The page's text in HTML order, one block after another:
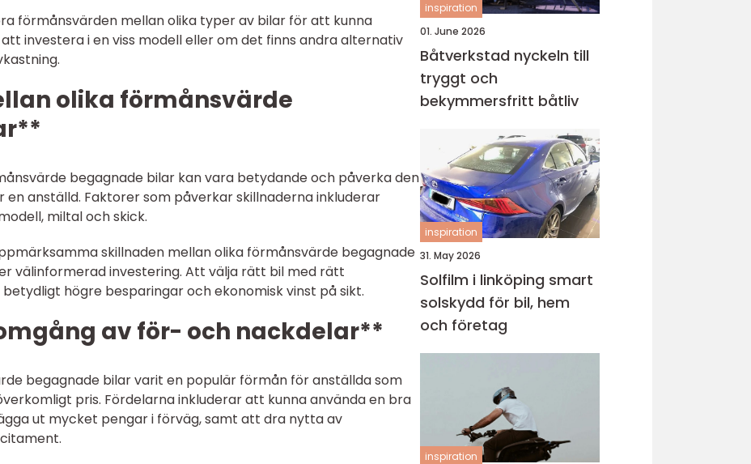
förmånsvärden mellan olika typer av bilar för att kunna
investera i en viss modell eller om det finns andra alternativ
olika förmånsvärde
begagnade bilar kan vara betydande och påverka den
anställd. Faktorer som påverkar skillnaderna inkluderar
miltal och skick.
skillnaden mellan olika förmånsvärde begagnade
välinformerad investering. Att välja rätt bil med rätt
högre besparingar och ekonomisk vinst på sikt.
av för- och nackdelar**
begagnade bilar varit en populär förmån för anställda som
pris. Fördelarna inkluderar att kunna använda en bra
ut mycket pengar i förväg, samt att dra nytta av
inspiration
01. June 2026
Båtverkstad nyckeln till
tryggt och
bekymmersfritt båtliv
inspiration
31. May 2026
Solfilm i linköping smart
solskydd för bil, hem
och företag
inspiration